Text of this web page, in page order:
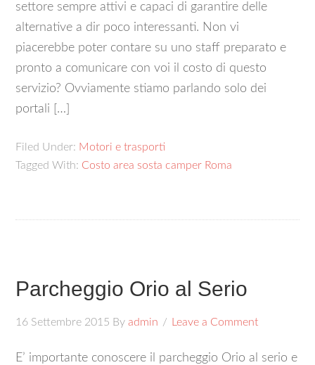
settore sempre attivi e capaci di garantire delle
alternative a dir poco interessanti. Non vi
piacerebbe poter contare su uno staff preparato e
pronto a comunicare con voi il costo di questo
servizio? Ovviamente stiamo parlando solo dei
portali […]
Filed Under: Motori e trasporti
Tagged With: Costo area sosta camper Roma
Parcheggio Orio al Serio
16 Settembre 2015 Byadmin Leave a Comment
E’ importante conoscere il parcheggio Orio al serio e